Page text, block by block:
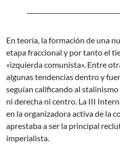
En teoría, la formación de una
etapa fraccional y por tanto el
«izquierda comunista». Entre
algunas tendencias dentro y
seguían calificando al
ni derecha ni centro. La III
en la organizadora activa de la
aprestaba a ser la principal
imperialista.